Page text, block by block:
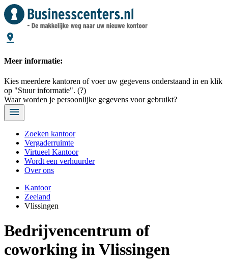
Meer informatie:
Kies meerdere kantoren of voer uw gegevens onderstaand in en klik
op "Stuur informatie". (?)
Waar worden je persoonlijke gegevens voor gebruikt?
Zoeken kantoor
Vergaderruimte
Virtueel Kantoor
Wordt een verhuurder
Over ons
Kantoor
Zeeland
Vlissingen
Bedrijvencentrum of
coworking in Vlissingen